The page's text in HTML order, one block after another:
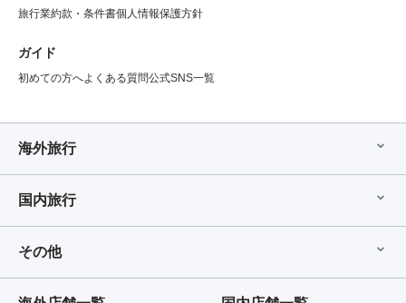
旅行業約款・条件書個人情報保護方針
ガイド
初めての方へよくある質問公式SNS一覧
海外旅行
国内旅行
その他